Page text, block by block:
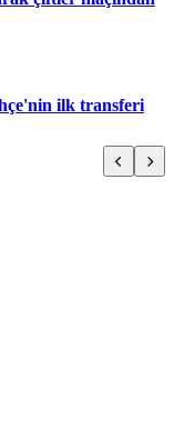
ilk transferi